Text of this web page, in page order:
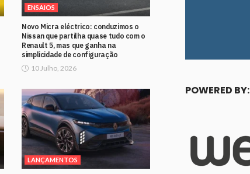
ENSAIOS
Novo Micra eléctrico: conduzimos o
Nissan que partilha quase tudo com o
Renault 5, mas que ganha na
simplicidade de configuração
10 Julho, 2026
LANÇAMENTOS
POWERED BY: